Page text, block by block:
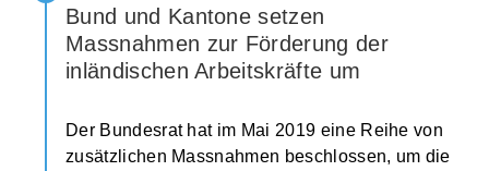
Bund und Kantone setzen
Massnahmen zur Förderung der
inländischen Arbeitskräfte um
Der Bundesrat hat im Mai 2019 eine Reihe von
zusätzlichen Massnahmen beschlossen, um die